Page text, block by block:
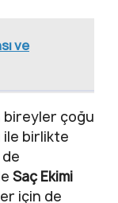
ve
bireyler çoğu
ile birlikte
Saç Ekimi
için de